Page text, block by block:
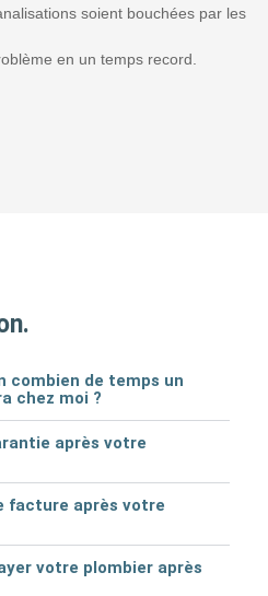
soient bouchées par les
en un temps record.
combien de temps un
chez moi ?
après votre
facture après votre
votre plombier après